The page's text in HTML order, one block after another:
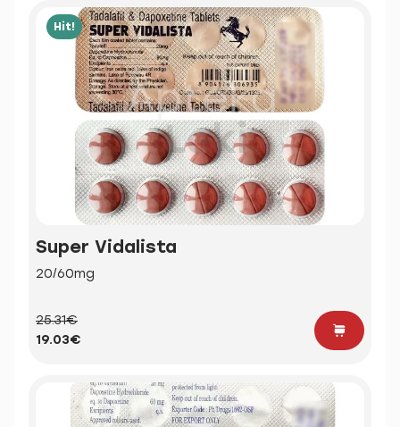
Hit!
Super Vidalista
20/60mg
25.31€
19.03€